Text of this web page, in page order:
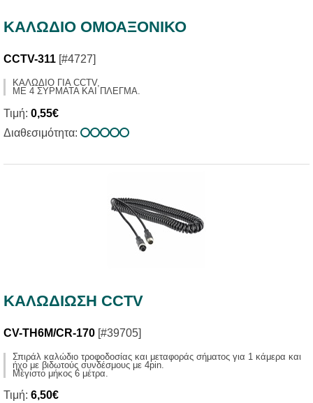
ΚΑΛΩΔΙΟ ΟΜΟΑΞΟΝΙΚΟ
CCTV-311 [#4727]
ΚΑΛΩΔΙΟ ΓΙΑ CCTV,
ΜΕ 4 ΣΥΡΜΑΤΑ ΚΑΙ ΠΛΕΓΜΑ.
Τιμή: 0,55€
Διαθεσιμότητα:
ΚΑΛΩΔΙΩΣΗ CCTV
CV-TH6M/CR-170 [#39705]
Σπιράλ καλώδιο τροφοδοσίας και μεταφοράς σήματος για 1 κάμερα και
ήχο με βιδωτούς συνδέσμους με 4pin.
Μέγιστο μήκος 6 μέτρα.
Τιμή: 6,50€